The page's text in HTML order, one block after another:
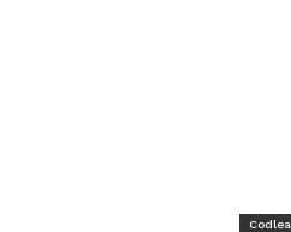
Codlea